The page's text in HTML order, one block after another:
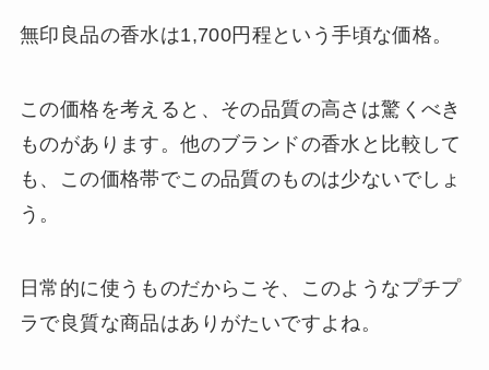
無印良品の香水は1,700円程という手頃な価格。
この価格を考えると、その品質の高さは驚くべき
ものがあります。他のブランドの香水と比較して
も、この価格帯でこの品質のものは少ないでしょ
う。
日常的に使うものだからこそ、このようなプチプ
ラで良質な商品はありがたいですよね。